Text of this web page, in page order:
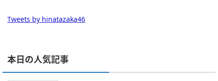
Tweets by hinatazaka46
本日の人気記事